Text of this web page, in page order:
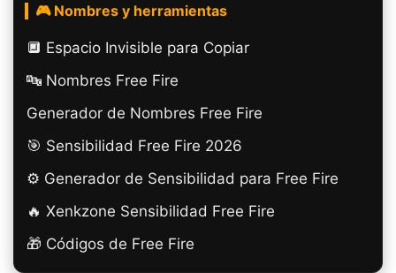
🎮 Nombres y herramientas
🔲️ Espacio Invisible para Copiar
🔤 Nombres Free Fire
Generador de Nombres Free Fire
🎯 Sensibilidad Free Fire 2026
⚙️ Generador de Sensibilidad para Free Fire
🔥 Xenkzone Sensibilidad Free Fire
🎁 Códigos de Free Fire